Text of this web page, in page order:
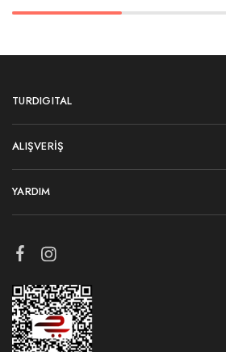
TURDIGITAL
ALIŞVERIŞ
YARDIM